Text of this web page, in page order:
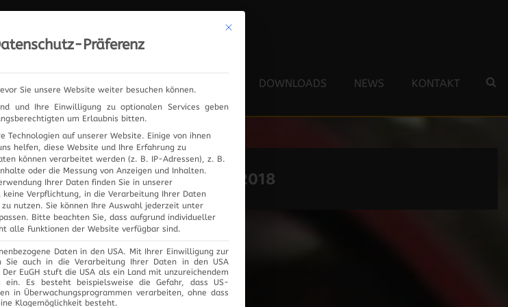
PRODUKTE ANFRAGE UNSER TEAM DOWNLOADS NEWS KONTAKT
MONAT:MÄRZ 2018
Mit diesem Button wird der Dialog geschlossen. Seine Funktionalität
Präferenz
Sie unsere Website weiter besuchen können.
und Ihre Einwilligung zu optionalen Services geben
um Erlaubnis bitten.
Technologien auf unserer Website. Einige von ihnen
helfen, diese Website und Ihre Erfahrung zu
können verarbeitet werden (z. B. IP-Adressen), z. B.
oder die Messung von Anzeigen und Inhalten.
Ihrer Daten finden Sie in unserer
keine Verpflichtung, in die Verarbeitung Ihrer Daten
nutzen. Sie können Ihre Auswahl jederzeit unter
Bitte beachten Sie, dass aufgrund individueller
alle Funktionen der Website verfügbar sind.
Daten in den USA. Mit Ihrer Einwilligung zur
Sie auch in die Verarbeitung Ihrer Daten in den USA
EuGH stuft die USA als ein Land mit unzureichendem
ein. Es besteht beispielsweise die Gefahr, dass US-
in Überwachungsprogrammen verarbeiten, ohne dass
Klagemöglichkeit besteht.